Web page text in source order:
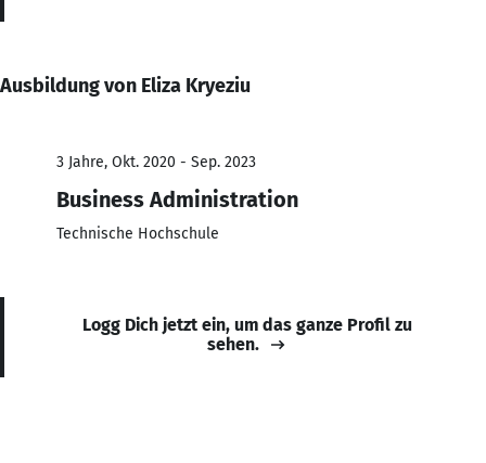
Ausbildung von Eliza Kryeziu
3 Jahre, Okt. 2020 - Sep. 2023
Business Administration
Technische Hochschule
Logg Dich jetzt ein, um das ganze Profil zu
sehen.